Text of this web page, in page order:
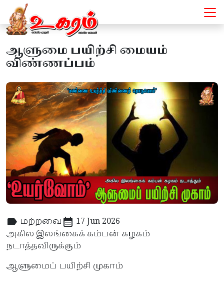
ஆளுமை பயிற்சி மையம்
விண்ணப்பம்
மற்றவை
17 Jun 2026
அகில இலங்கைக் கம்பன் கழகம்
நடாத்தவிருக்கும்
ஆளுமைப் பயிற்சி முகாம்